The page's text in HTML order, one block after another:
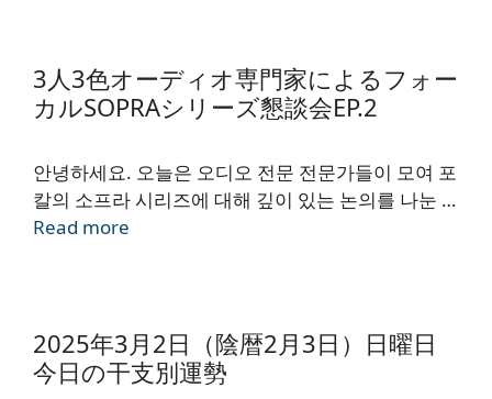
3人3色オーディオ専門家によるフォー
カルSOPRAシリーズ懇談会EP.2
안녕하세요. 오늘은 오디오 전문 전문가들이 모여 포
칼의 소프라 시리즈에 대해 깊이 있는 논의를 나눈 …
Read more
2025年3月2日（陰暦2月3日）日曜日
今日の干支別運勢